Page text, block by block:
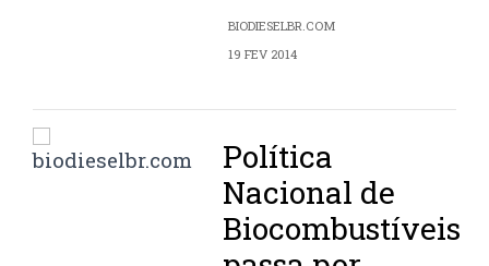
BIODIESELBR.COM
19 FEV 2014
Política
Nacional de
Biocombustíveis